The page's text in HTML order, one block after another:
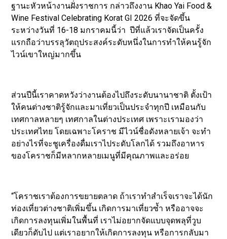
ฐานะหัวหน้างานฝั่งราชการ กล่าวถึงงาน Khao Yai Food &
Wine Festival Celebrating Korat GI 2026 ที่จะจัดขึ้น
ระหว่างวันที่ 16-18 มกราคมนี้ว่า ปีที่แล้วเราจัดเป็นครั้ง
แรกถือว่าบรรลุวัตถุประสงค์ระดับหนึ่งในการทำให้คนรู้จัก
ไวน์เขาใหญ่มากขึ้น
ส่วนปีนี้เราคาดหวังว่างานต้องไปถึงระดับนานาชาติ ตั้งเป้า
ให้คนต่างชาติรู้จักและมาเที่ยวเป็นประจำทุกปี เหมือนกับ
เทศกาลหลายๆ เทศกาลในต่างประเทศ เพราะเรามองว่า
ประเทศไทย โดยเฉพาะโคราช มีไวน์ชื่อดังหลายเจ้า จะทำ
อย่างไรที่จะชูเครื่องดื่มเราไประดับโลกได้ รวมถึงอาหาร
ของโคราชก็มีหลากหลายเมนูที่มีคุณภาพและอร่อย
“โคราชเราต้องการขยายตลาด ถ้าเราทำสำเร็จเราจะได้นัก
ท่องเที่ยวต่างชาติเพิ่มขึ้น เกิดการมาเที่ยวซ้ำ หรืออาจจะ
เกิดการลงทุนเพิ่มในพื้นที่ เราไม่อยากจัดแบบจุดพลุที่วูบ
เดียวก็ดับไป แต่เราอยากให้เกิดการลงทุน หรือการกลับมา